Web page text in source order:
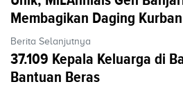
Membagikan Daging
Berita Selanjutnya
37.109 Kepala Keluarga di
Bantuan Beras